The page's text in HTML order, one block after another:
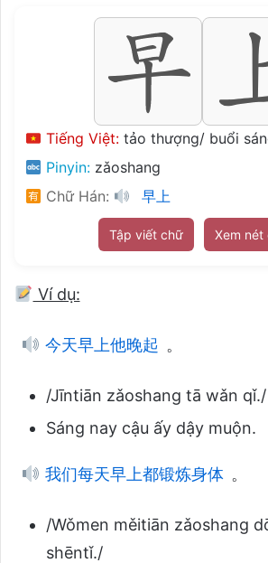
Tiếng Việt: tảo thượng/ buổi
Pinyin: zǎoshang
Chữ Hán:
早上
Tập viết chữ Xem nét
Ví dụ:
今天早上他晚起 。
/Jīntiān zǎoshang tā wǎn qǐ./
Sáng nay cậu ấy dậy muộn.
我们每天早上都锻炼身体 。
/Wǒmen měitiān zǎoshang
shēntǐ./